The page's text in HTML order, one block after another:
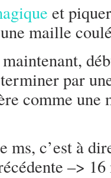
et
maille
par
comme une
ms, c’est à
–> 16